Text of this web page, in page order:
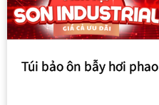
Túi bảo ôn bẫy hơi phao